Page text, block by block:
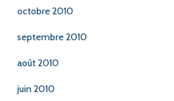
octobre 2010
septembre 2010
août 2010
juin 2010